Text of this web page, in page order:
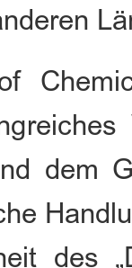
dem
des